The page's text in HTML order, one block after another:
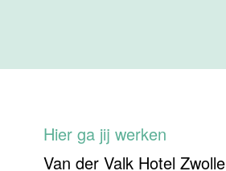
Hier ga jij werken
Van der Valk Hotel Zwolle